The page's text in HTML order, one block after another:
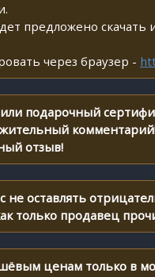
предложено скачать
через браузер -
подарочный
отзыв!
не оставлять
только продавец
ценам только в